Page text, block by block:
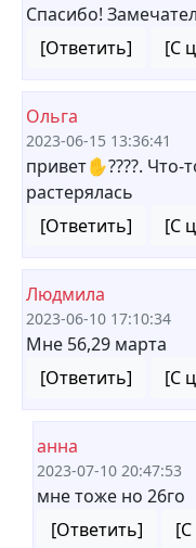
Спасибо!
[Ответить]
[С
Ольга
2023-06-15 13:36:41
привет✋????. Что-
растерялась
[Ответить]
[С
Людмила
2023-06-10 17:10:34
Мне 56,29 марта
[Ответить]
[С
анна
2023-07-10 20:47:53
мне тоже но 26го
[Ответить]
[С